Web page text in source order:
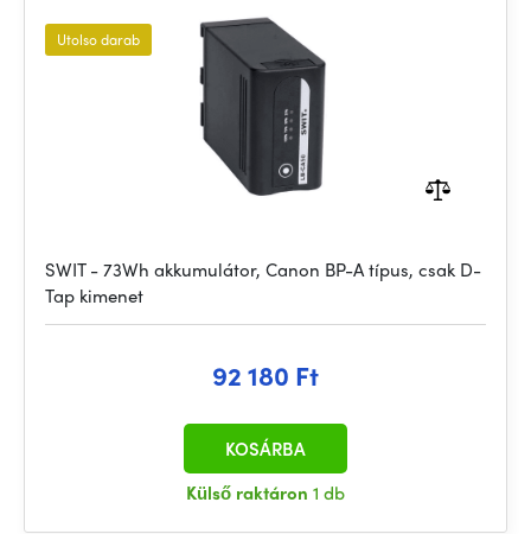
Utolso darab
SWIT - 73Wh akkumulátor, Canon BP-A típus, csak D-
Tap kimenet
92 180 Ft
Külső raktáron 1 db
KOSÁRBA